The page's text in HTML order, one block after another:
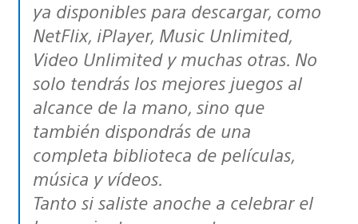
ya disponibles para descargar, como
NetFlix, iPlayer, Music Unlimited,
Video Unlimited y muchas otras. No
solo tendrás los mejores juegos al
alcance de la mano, sino que
también dispondrás de una
completa biblioteca de películas,
música y vídeos.
Tanto si saliste anoche a celebrar el